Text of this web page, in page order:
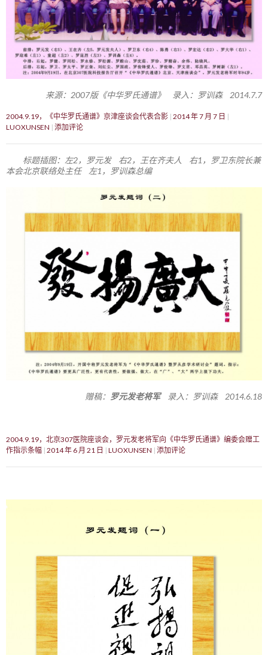
来源：2007版《中华罗氏通谱》 录入：罗训森 2014.7.7
2004.9.19，《中华罗氏通谱》京津座谈会代表合影 2014 年 7 月 7 日
LUOXUNSEN 添加评论
标题插图：左2，罗元发 右2，王在齐夫人 右1，罗卫东院长兼
本会北京联络处主任 左1，罗训森总编
赠稿： 罗元发老将军录入：罗训森 2014.6.18
2004.9.19，北京307医院座谈会，罗元发老将军向《中华罗氏通谱》编委会赠工
作指示条幅 2014 年 6 月 21 日 LUOXUNSEN 添加评论